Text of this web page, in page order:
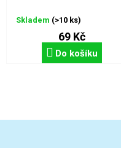
Skladem (>10 ks)
69 Kč
Do košíku